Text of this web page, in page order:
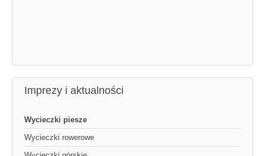
Imprezy i aktualności
Wycieczki piesze
Wycieczki rowerowe